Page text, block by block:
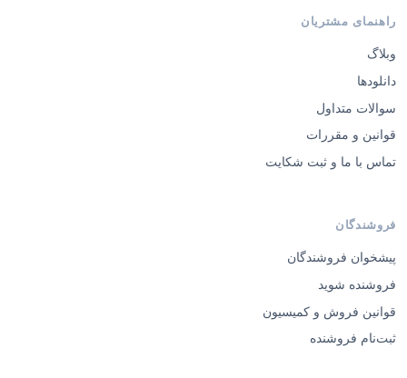
وبلاگ
دانلودها
سوالات متداول
قوانین و مقررات
تماس با ما و ثبت شکایت
پیشخوان فروشندگان
فروشنده شوید
قوانین فروش و کمیسیون
ثبت‌نام فروشنده